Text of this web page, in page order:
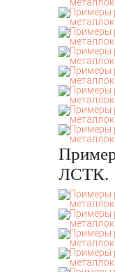
ЛСТК.